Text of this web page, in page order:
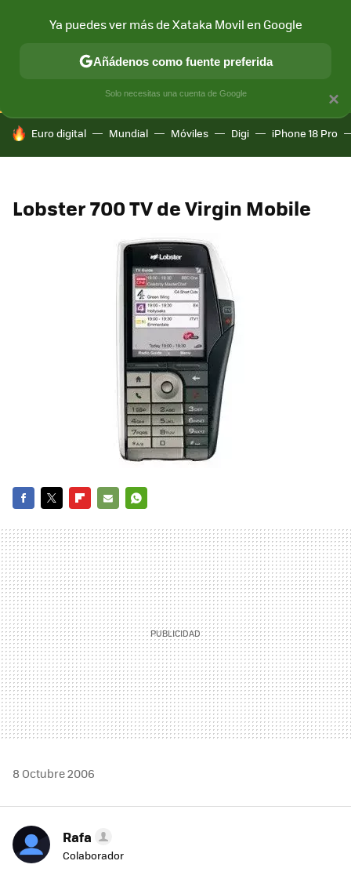
CONECTIVIDAD MÓVIL Y SOCIEDAD APLICACIONES
HOY SE HABLA DE
Euro digital Mundial Móviles Digi iPhone 18 Pro
Lobster 700 TV de Virgin Mobile
MAIL
8 Octubre 2006
Rafa
Colaborador
×
Ya puedes ver más de Xataka Movil en Google
Añádenos como fuente preferida
Solo necesitas una cuenta de Google